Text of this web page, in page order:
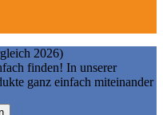
2026)
finden! In unserer
ganz einfach miteinander